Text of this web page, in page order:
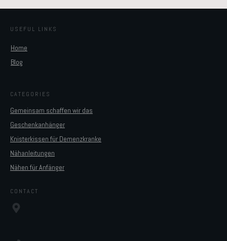
USEFUL LINKS
Home
Blog
CATEGORIES
Gemeinsam schaffen wir das
Geschenkanhänger
Knisterkissen für Demenzkranke
Nähanleitungen
Nähen für Anfänger
CONTACT